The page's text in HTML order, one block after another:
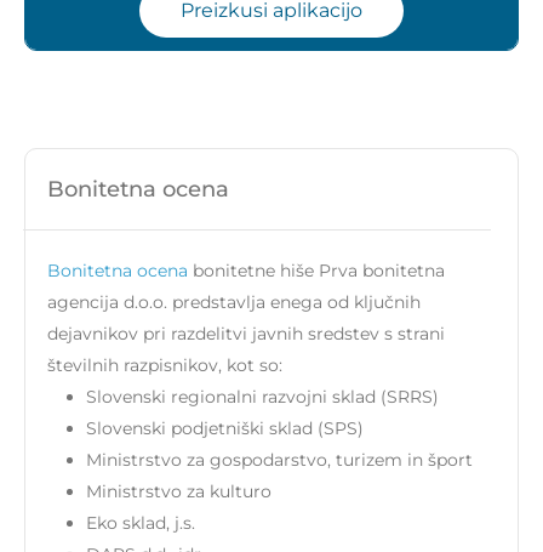
Preizkusi aplikacijo
Bonitetna ocena
Bonitetna ocena bonitetne hiše Prva bonitetna
agencija d.o.o. predstavlja enega od ključnih
dejavnikov pri razdelitvi javnih sredstev s strani
številnih razpisnikov, kot so:
Slovenski regionalni razvojni sklad (SRRS)
Slovenski podjetniški sklad (SPS)
Ministrstvo za gospodarstvo, turizem in šport
Ministrstvo za kulturo
Eko sklad, j.s.